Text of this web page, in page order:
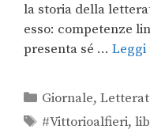
la storia della
esso: competenze
presenta sé …
Giornale,
#Vittorioalfieri,